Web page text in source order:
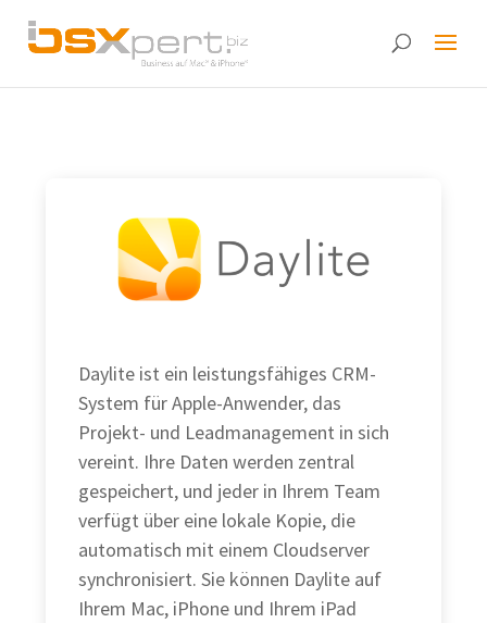
Daylite ist ein leistungsfähiges CRM-
System für Apple-Anwender, das
Projekt- und Leadmanagement in sich
vereint. Ihre Daten werden zentral
gespeichert, und jeder in Ihrem Team
verfügt über eine lokale Kopie, die
automatisch mit einem Cloudserver
synchronisiert. Sie können Daylite auf
Ihrem Mac, iPhone und Ihrem iPad